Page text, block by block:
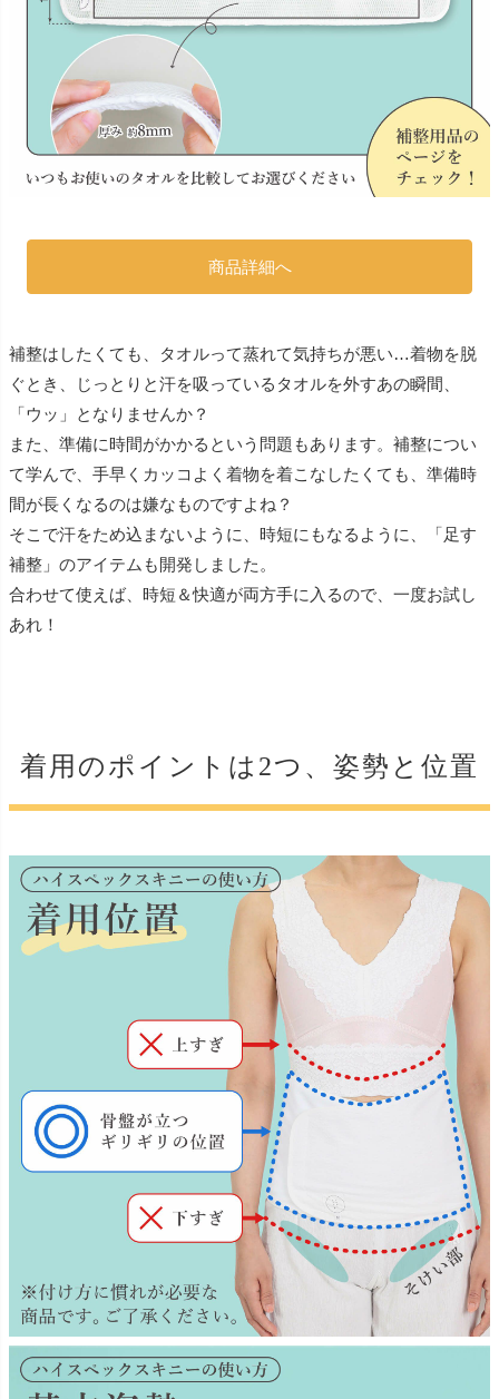
商品詳細へ
補整はしたくても、タオルって蒸れて気持ちが悪い…着物を脱
ぐとき、じっとりと汗を吸っているタオルを外すあの瞬間、
「ウッ」となりませんか？
また、準備に時間がかかるという問題もあります。補整につい
て学んで、手早くカッコよく着物を着こなしたくても、準備時
間が長くなるのは嫌なものですよね？
そこで汗をため込まないように、時短にもなるように、「足す
補整」のアイテムも開発しました。
合わせて使えば、時短＆快適が両方手に入るので、一度お試し
あれ！
着用のポイントは2つ、姿勢と位置